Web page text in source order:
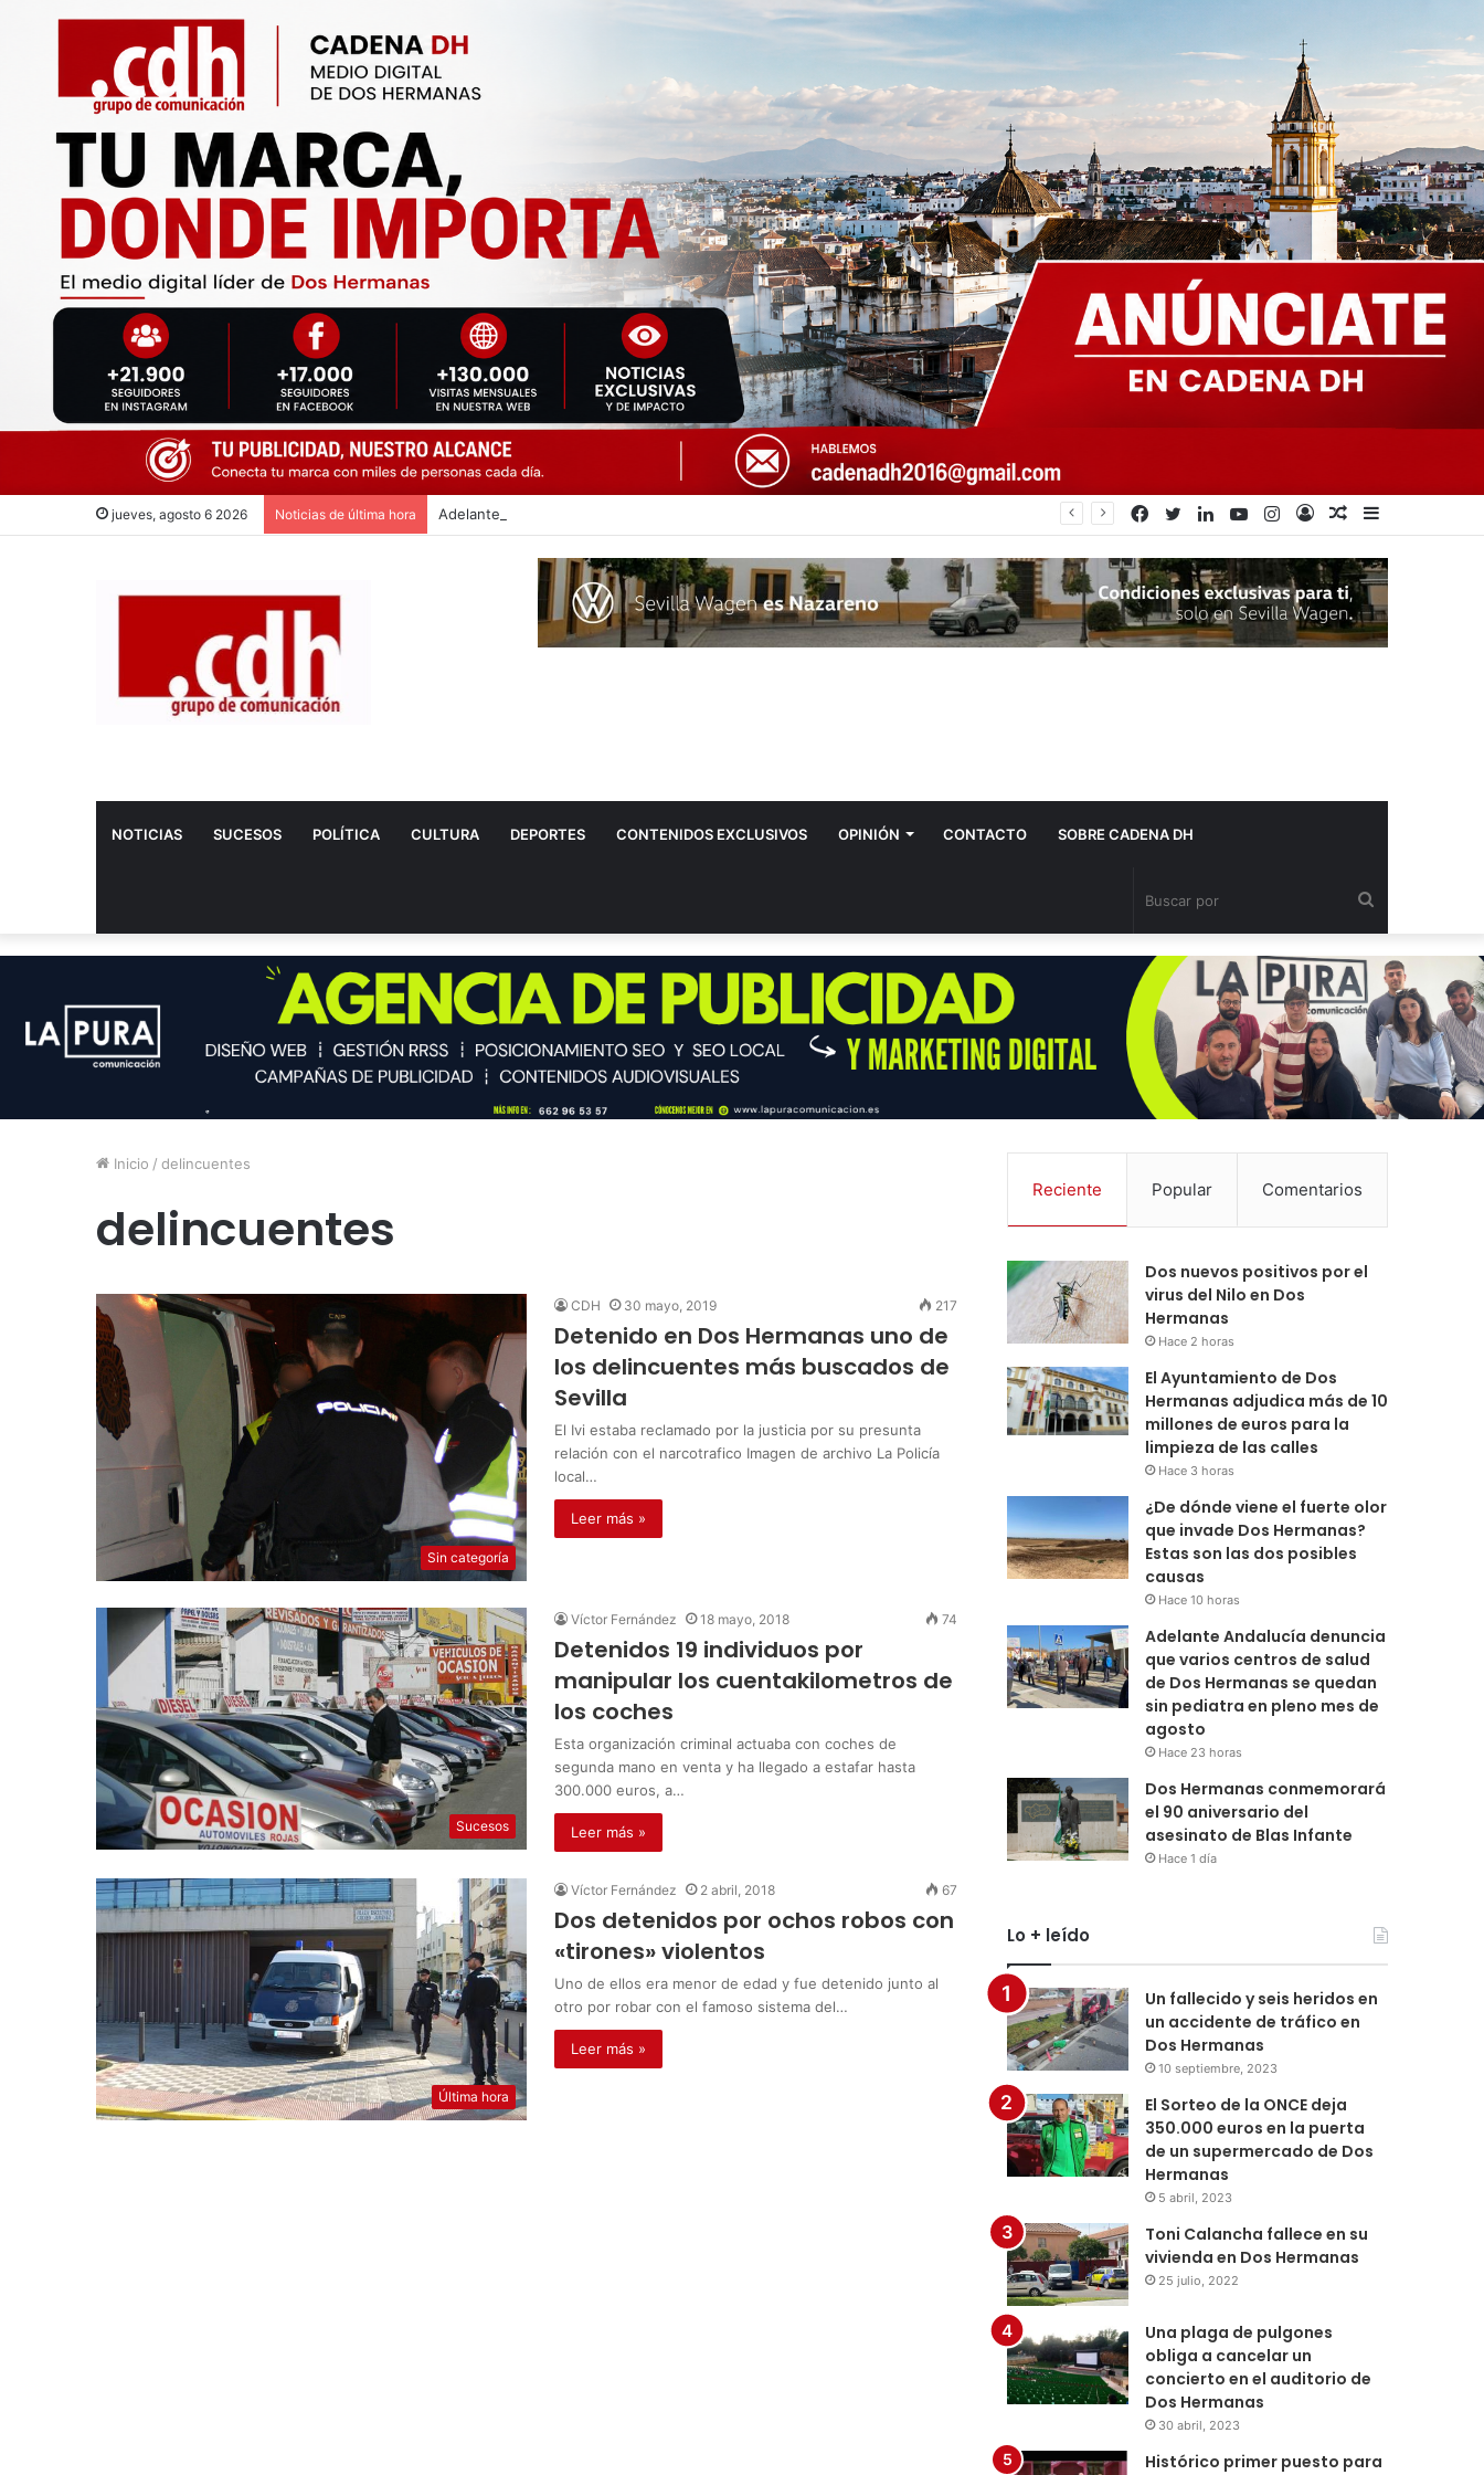
jueves, agosto 6 2026 Noticias de última hora
lateral
Publicación
al
azar
Acceso
Instagram
YouTube
LinkedIn
Twitter
Facebook
NOTICIAS SUCESOS POLÍTICA CULTURA DEPORTES CONTENIDOS EXCLUSIVOS OPINIÓN CONTACTO SOBRE CADENA DH
por
Inicio / delincuentes
delincuentes
Sin categoría
CDH 30 mayo, 2019 217
Detenido en Dos Hermanas uno de
los delincuentes más buscados de
Sevilla
El Ivi estaba reclamado por la justicia por su presunta
relación con el narcotrafico Imagen de archivo La Policía
local…
Leer más »
Sucesos
Víctor Fernández 18 mayo, 2018 74
Detenidos 19 individuos por
manipular los cuentakilometros de
los coches
Esta organización criminal actuaba con coches de
segunda mano en venta y ha llegado a estafar hasta
300.000 euros, a…
Leer más »
Última hora
Víctor Fernández 2 abril, 2018 67
Dos detenidos por ochos robos con
«tirones» violentos
Uno de ellos era menor de edad y fue detenido junto al
otro por robar con el famoso sistema del…
Leer más »
Reciente Popular Comentarios
Dos nuevos positivos por el
virus del Nilo en Dos
Hermanas
Hace 2 horas
El Ayuntamiento de Dos
Hermanas adjudica más de 10
millones de euros para la
limpieza de las calles
Hace 3 horas
¿De dónde viene el fuerte olor
que invade Dos Hermanas?
Estas son las dos posibles
causas
Hace 10 horas
Adelante Andalucía denuncia
que varios centros de salud
de Dos Hermanas se quedan
sin pediatra en pleno mes de
agosto
Hace 23 horas
Dos Hermanas conmemorará
el 90 aniversario del
asesinato de Blas Infante
Hace 1 día
Lo + leído
Un fallecido y seis heridos en
un accidente de tráfico en
Dos Hermanas
10 septiembre, 2023
El Sorteo de la ONCE deja
350.000 euros en la puerta
de un supermercado de Dos
Hermanas
5 abril, 2023
Toni Calancha fallece en su
vivienda en Dos Hermanas
25 julio, 2022
Una plaga de pulgones
obliga a cancelar un
concierto en el auditorio de
Dos Hermanas
30 abril, 2023
Histórico primer puesto para